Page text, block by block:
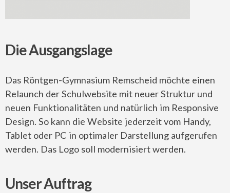
Die Ausgangslage
Das Röntgen-Gymnasium Remscheid möchte einen
Relaunch der Schulwebsite mit neuer Struktur und
neuen Funktionalitäten und natürlich im Responsive
Design. So kann die Website jederzeit vom Handy,
Tablet oder PC in optimaler Darstellung aufgerufen
werden. Das Logo soll modernisiert werden.
Unser Auftrag